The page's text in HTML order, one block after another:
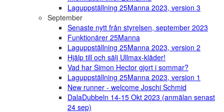
Laguppställning 25Manna 2023, version 3
September
Senaste nytt från styrelsen, september 2023
Funktionärer 25Manna
Laguppställning 25Manna 2023, version 2
Hjälp till och sälj Ullmax-kläder!
Vad har Simon Hector gjort i sommar?
Laguppställning 25Manna 2023, version 1
New runner - welcome Joschi Schmid
DalaDubbeln 14-15 Okt 2023 (anmälan senast
24 sep)